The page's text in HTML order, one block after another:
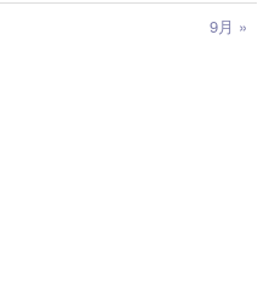
9月 »